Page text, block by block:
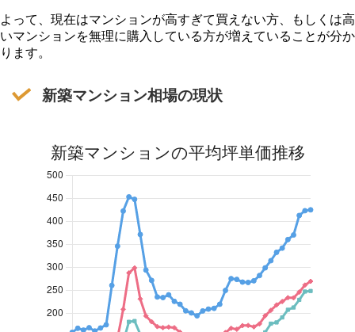
よって、現在はマンションが高すぎて買えない方、もしくは高
いマンションを無理に購入している方が増えていることが分か
ります。
新築マンション相場の現状